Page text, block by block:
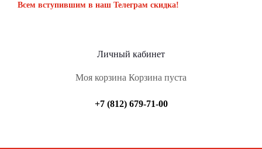
Всем вступившим в наш Телеграм скидка!
Личный кабинет
Моя корзина Корзина пуста
+7 (812) 679-71-00